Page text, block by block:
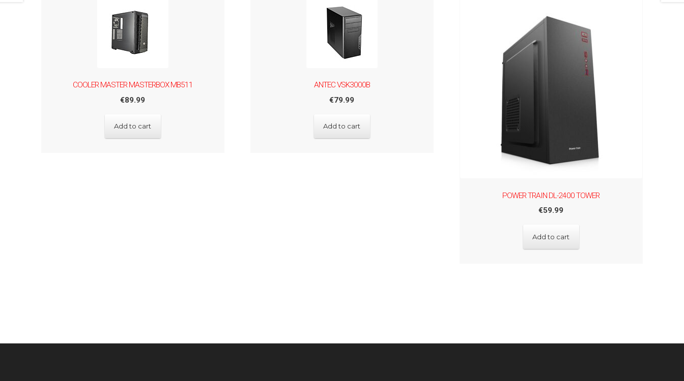
COOLER MASTER MASTERBOX MB511
€89.99
Add to cart
ANTEC VSK3000B
€79.99
Add to cart
POWER TRAIN DL-2400 TOWER
€59.99
Add to cart